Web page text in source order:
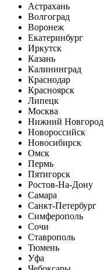
Астрахань
Волгоград
Воронеж
Екатеринбург
Иркутск
Казань
Калининград
Краснодар
Красноярск
Липецк
Москва
Нижний Новгород
Новороссийск
Новосибирск
Омск
Пермь
Пятигорск
Ростов-На-Дону
Самара
Санкт-Петербург
Симферополь
Сочи
Ставрополь
Тюмень
Уфа